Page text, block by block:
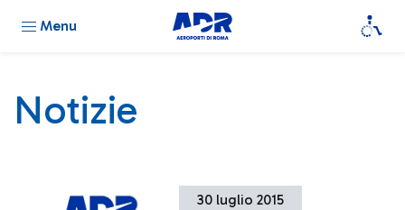
Menu
Notizie
30 luglio 2015